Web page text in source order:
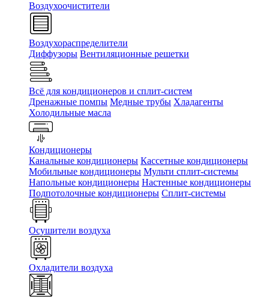
Воздухоочистители
Воздухораспределители
Диффузоры Вентиляционные решетки
Всё для кондиционеров и сплит-систем
Дренажные помпы Медные трубы Хладагенты
Холодильные масла
Кондиционеры
Канальные кондиционеры Кассетные кондиционеры
Мобильные кондиционеры Мульти сплит-системы
Напольные кондиционеры Настенные кондиционеры
Подпотолочные кондиционеры Сплит-системы
Осушители воздуха
Охладители воздуха